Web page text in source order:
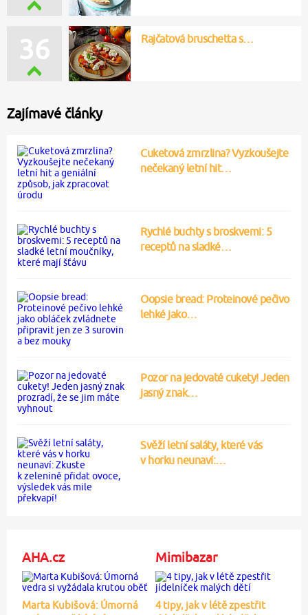
36 Rajčatová bruschetta s…
Zajímavé články
Cuketová zmrzlina? Vyzkoušejte
nečekaný letní hit…
Rychlé buchty s broskvemi: 5
receptů na sladké…
Oopsie bread: Proteinové pečivo
lehké jako…
Pozor na jedovaté cukety! Jeden
jasný znak…
Svěží letní saláty, které vás
v horku neunaví:…
AHA.cz
Marta Kubišová: Úmorná
Mimibazar
4 tipy, jak v létě zpestřit